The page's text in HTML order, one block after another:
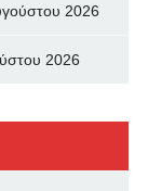
2026
2026